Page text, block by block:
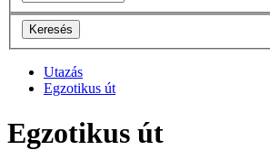
Keresés
Utazás
Egzotikus út
Egzotikus út